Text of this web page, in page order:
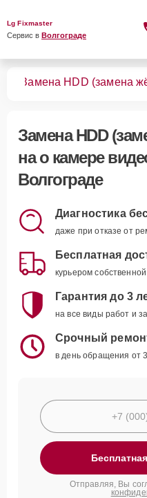
Lg Fixmaster
Сервис в Волгограде
Замена HDD (замена
Замена HDD
на о камере
Волгограде
Диагностика
даже при отказе от
Бесплатная
курьером
Гарантия до 3
на все виды работ и
Срочный
в день обращения от
Отправляя, Вы